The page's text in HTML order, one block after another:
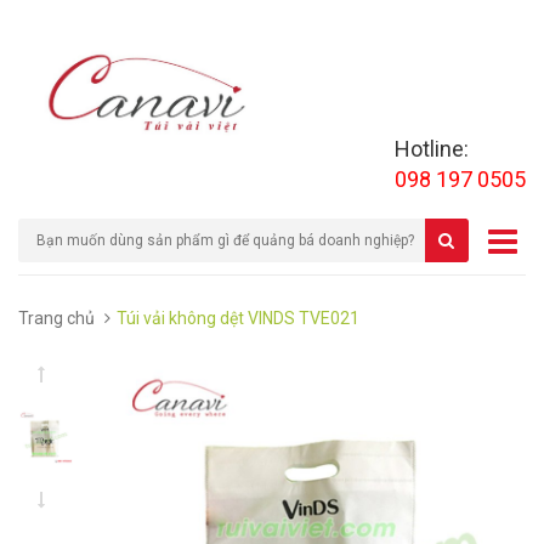
Hotline:
098 197 0505
Trang chủ Túi vải không dệt VINDS TVE021